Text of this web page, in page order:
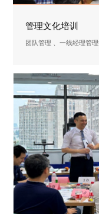
管理文化培训
团队管理 、一线经理管